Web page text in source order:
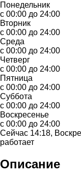
Понедельник
с 00:00 до 24:00
Вторник
с 00:00 до 24:00
Среда
с 00:00 до 24:00
Четверг
с 00:00 до 24:00
Пятница
с 00:00 до 24:00
Суббота
с 00:00 до 24:00
Воскресенье
с 00:00 до 24:00
Сейчас 14:18,
работает
Описание